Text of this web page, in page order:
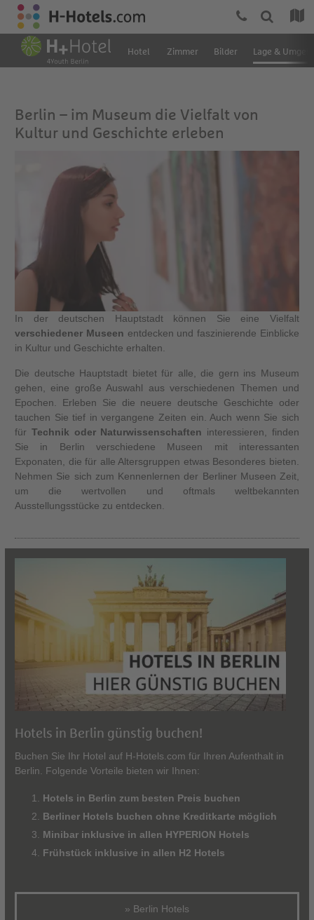
Hotel Zimmer Bilder Lage &
Berlin – im Museum die Vielfalt von
Kultur und Geschichte erleben
In der deutschen Hauptstadt können Sie eine Vielfalt
verschiedener Museen entdecken und faszinierende Einblicke
in Kultur und Geschichte erhalten.
Die deutsche Hauptstadt bietet für alle, die gern ins Museum
gehen, eine große Auswahl aus verschiedenen Themen und
Epochen. Erleben Sie die neuere deutsche Geschichte oder
tauchen Sie tief in vergangene Zeiten ein. Auch wenn Sie sich
für Technik oder Naturwissenschaften interessieren, finden
Sie in Berlin verschiedene Museen mit interessanten
Exponaten, die für alle Altersgruppen etwas Besonderes bieten.
Nehmen Sie sich zum Kennenlernen der Berliner Museen Zeit,
um die wertvollen und oftmals weltbekannten
Ausstellungsstücke zu entdecken.
Hotels in Berlin günstig buchen!
Buchen Sie Ihr Hotel auf H-Hotels.com für Ihren Aufenthalt in
Berlin. Folgende Vorteile bieten wir Ihnen:
Hotels in Berlin zum besten Preis buchen
Berliner Hotels buchen ohne Kreditkarte möglich
Minibar inklusive in allen HYPERION Hotels
Frühstück inklusive in allen H2 Hotels
» Berlin Hotels